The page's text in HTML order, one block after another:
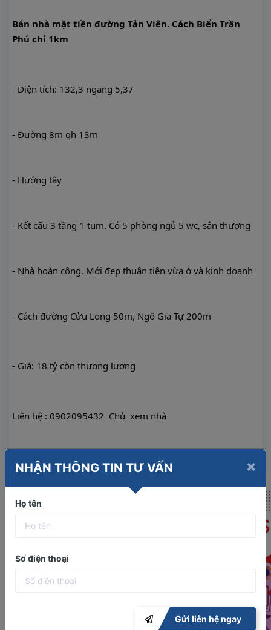
Bán nhà mặt tiền đường Tản Viên. Cách Biển Trần
Phú chỉ 1km
- Diện tích: 132,3 ngang 5,37
- Đường 8m qh 13m
- Hướng tây
- Kết cấu 3 tầng 1 tum. Có 5 phòng ngủ 5 wc, sân thượng
- Nhà hoàn công. Mới đẹp thuận tiện vừa ở và kinh doanh
- Cách đường Cửu Long 50m, Ngô Gia Tự 200m
- Giá: 18 tỷ còn thương lượng
Liên hệ : 0902095432  Chủ  xem nhà
Share
NHẬN THÔNG TIN TƯ VẤN ×
Họ tên
Số điện thoại
Gửi liên hệ ngay